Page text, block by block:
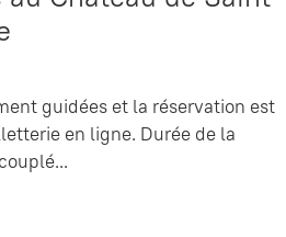
guidées et la réservation est
en ligne. Durée de la